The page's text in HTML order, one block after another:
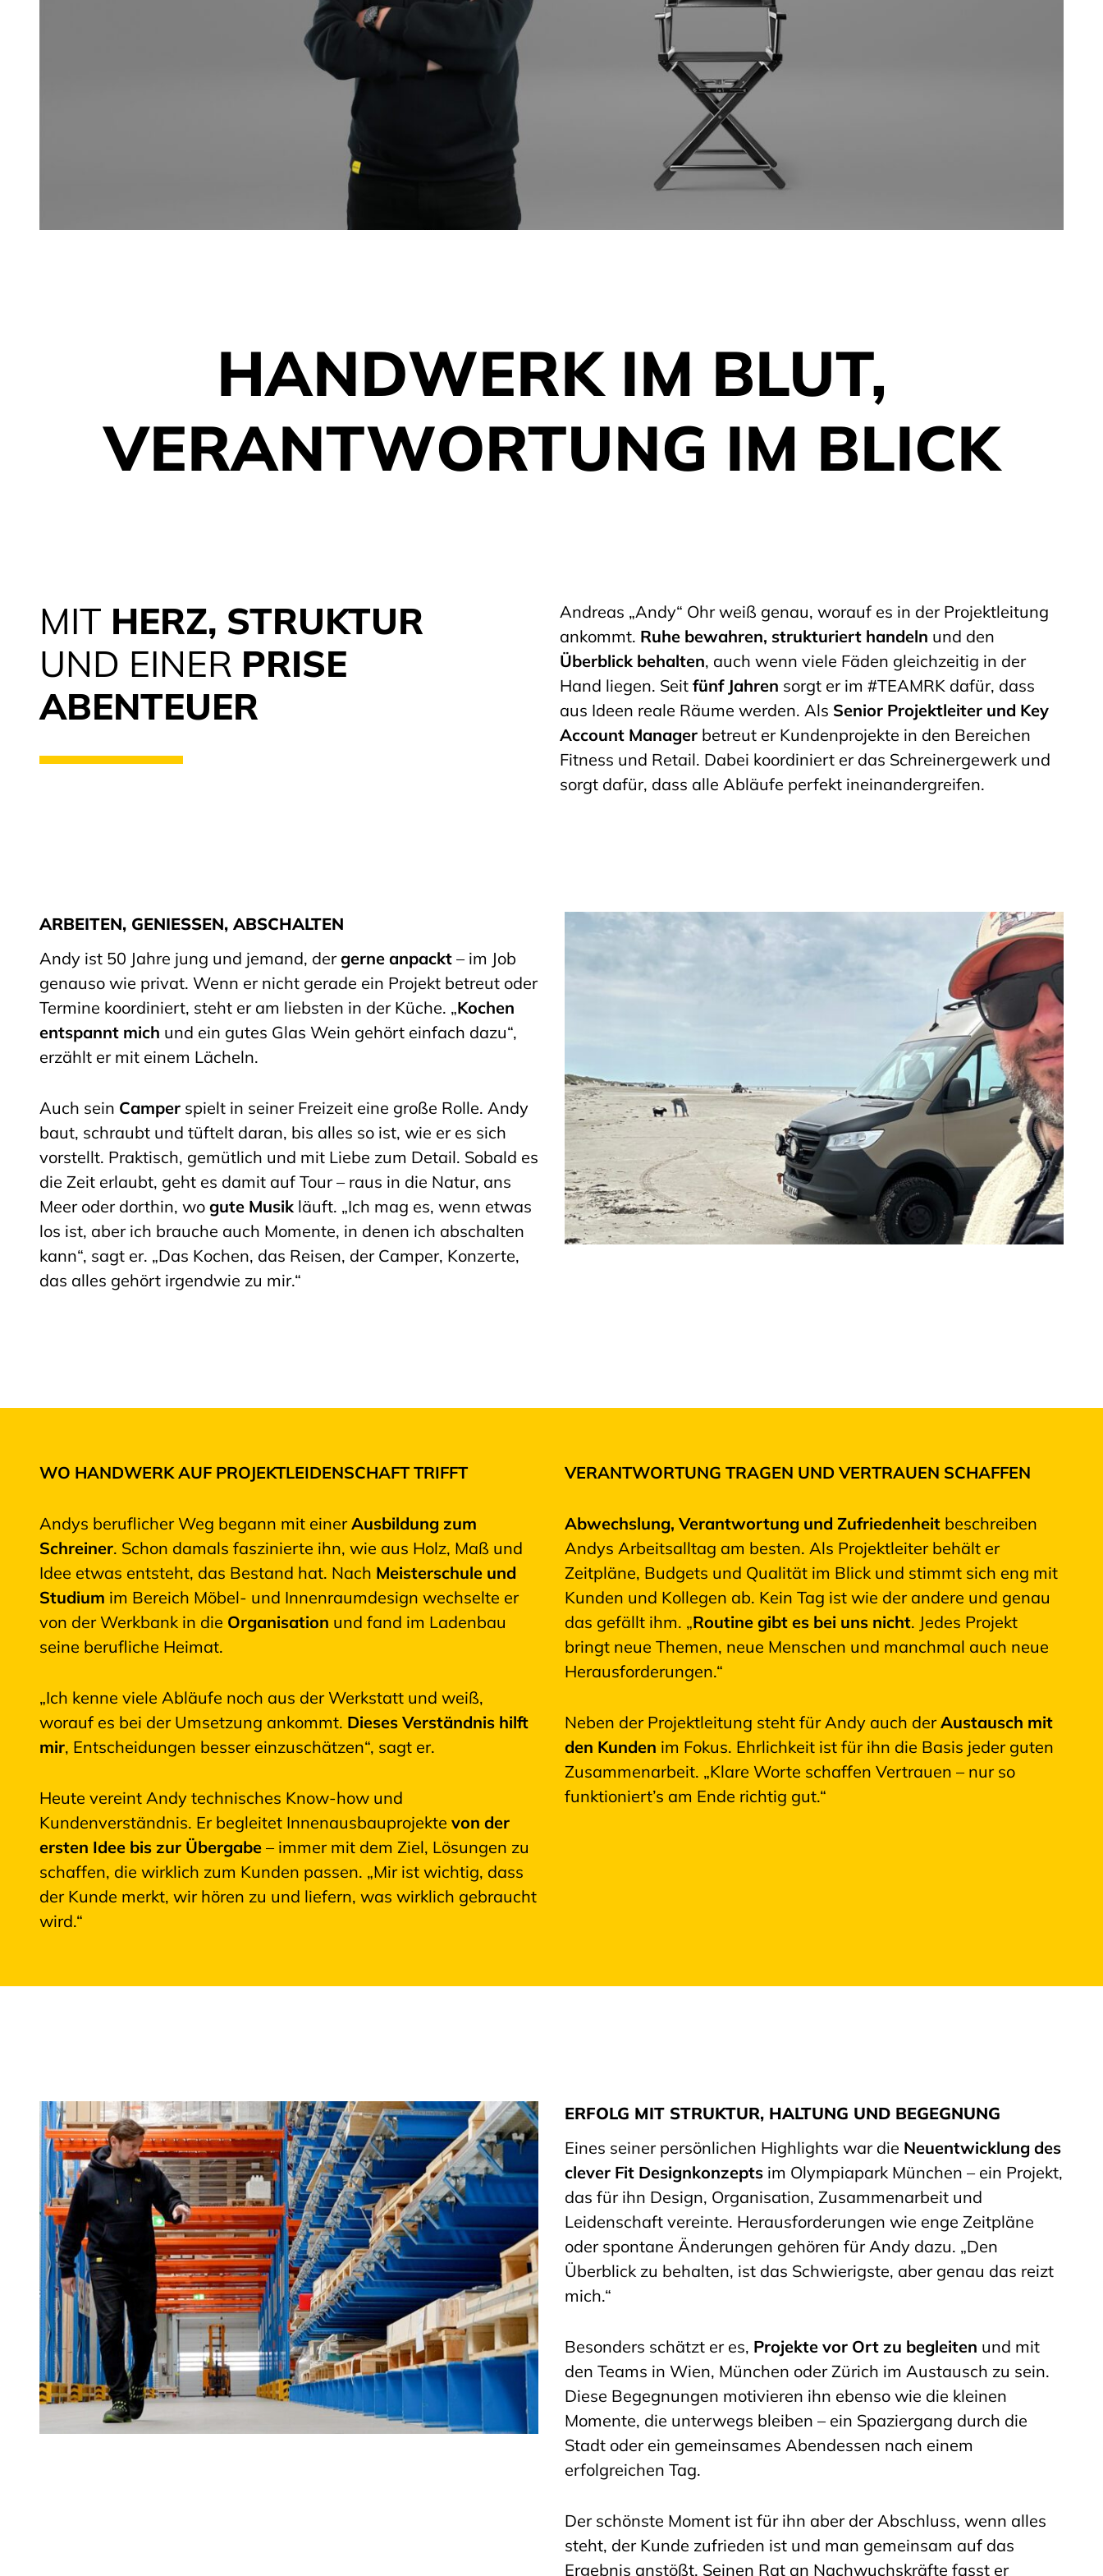
HANDWERK IM BLUT,
VERANTWORTUNG IM BLICK
MIT HERZ, STRUKTUR
UND EINER PRISE
ABENTEUER
Andreas „Andy“ Ohr weiß genau, worauf es in der Projektleitung
ankommt. Ruhe bewahren, strukturiert handeln und den
Überblick behalten, auch wenn viele Fäden gleichzeitig in der
Hand liegen. Seit fünf Jahren sorgt er im #TEAMRK dafür, dass
aus Ideen reale Räume werden. Als Senior Projektleiter und Key
Account Manager betreut er Kundenprojekte in den Bereichen
Fitness und Retail. Dabei koordiniert er das Schreinergewerk und
sorgt dafür, dass alle Abläufe perfekt ineinandergreifen.
ARBEITEN, GENIESSEN, ABSCHALTEN
Andy ist 50 Jahre jung und jemand, dergerne anpackt – im Job
genauso wie privat. Wenn er nicht gerade ein Projekt betreut oder
Termine koordiniert, steht er am liebsten in der Küche. „Kochen
entspannt mich und ein gutes Glas Wein gehört einfach dazu“,
erzählt er mit einem Lächeln.
Auch sein Camper spielt in seiner Freizeit eine große Rolle. Andy
baut, schraubt und tüftelt daran, bis alles so ist, wie er es sich
vorstellt. Praktisch, gemütlich und mit Liebe zum Detail. Sobald es
die Zeit erlaubt, geht es damit auf Tour – raus in die Natur, ans
Meer oder dorthin, wo gute Musik läuft. „Ich mag es, wenn etwas
los ist, aber ich brauche auch Momente, in denen ich abschalten
kann“, sagt er. „Das Kochen, das Reisen, der Camper, Konzerte,
das alles gehört irgendwie zu mir.“
WO HANDWERK AUF PROJEKTLEIDENSCHAFT TRIFFT
Andys beruflicher Weg begann mit einerAusbildung zum
Schreiner. Schon damals faszinierte ihn, wie aus Holz, Maß und
Idee etwas entsteht, das Bestand hat. Nach Meisterschule und
Studium im Bereich Möbel- und Innenraumdesign wechselte er
von der Werkbank in die Organisation und fand im Ladenbau
seine berufliche Heimat.
„Ich kenne viele Abläufe noch aus der Werkstatt und weiß,
worauf es bei der Umsetzung ankommt. Dieses Verständnis hilft
mir, Entscheidungen besser einzuschätzen“, sagt er.
Heute vereint Andy technisches Know-how und
Kundenverständnis. Er begleitet Innenausbauprojekte von der
ersten Idee bis zur Übergabe – immer mit dem Ziel, Lösungen zu
schaffen, die wirklich zum Kunden passen. „Mir ist wichtig, dass
der Kunde merkt, wir hören zu und liefern, was wirklich gebraucht
wird.“
VERANTWORTUNG TRAGEN UND VERTRAUEN SCHAFFEN
Abwechslung, Verantwortung und Zufriedenheit beschreiben
Andys Arbeitsalltag am besten. Als Projektleiter behält er
Zeitpläne, Budgets und Qualität im Blick und stimmt sich eng mit
Kunden und Kollegen ab. Kein Tag ist wie der andere und genau
das gefällt ihm. „Routine gibt es bei uns nicht. Jedes Projekt
bringt neue Themen, neue Menschen und manchmal auch neue
Herausforderungen.“
Neben der Projektleitung steht für Andy auch derAustausch mit
den Kunden im Fokus. Ehrlichkeit ist für ihn die Basis jeder guten
Zusammenarbeit. „Klare Worte schaffen Vertrauen – nur so
funktioniert’s am Ende richtig gut.“
ERFOLG MIT STRUKTUR, HALTUNG UND BEGEGNUNG
Eines seiner persönlichen Highlights war die Neuentwicklung des
clever Fit Designkonzepts im Olympiapark München – ein Projekt,
das für ihn Design, Organisation, Zusammenarbeit und
Leidenschaft vereinte. Herausforderungen wie enge Zeitpläne
oder spontane Änderungen gehören für Andy dazu. „Den
Überblick zu behalten, ist das Schwierigste, aber genau das reizt
mich.“
Besonders schätzt er es, Projekte vor Ort zu begleiten und mit
den Teams in Wien, München oder Zürich im Austausch zu sein.
Diese Begegnungen motivieren ihn ebenso wie die kleinen
Momente, die unterwegs bleiben – ein Spaziergang durch die
Stadt oder ein gemeinsames Abendessen nach einem
erfolgreichen Tag.
Der schönste Moment ist für ihn aber der Abschluss, wenn alles
steht, der Kunde zufrieden ist und man gemeinsam auf das
Ergebnis anstößt. Seinen Rat an Nachwuchskräfte fasst er